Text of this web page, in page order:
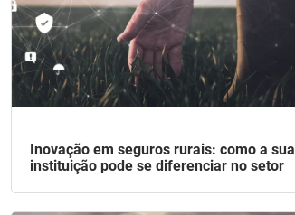
Inovação em seguros rurais: como a sua
instituição pode se diferenciar no setor